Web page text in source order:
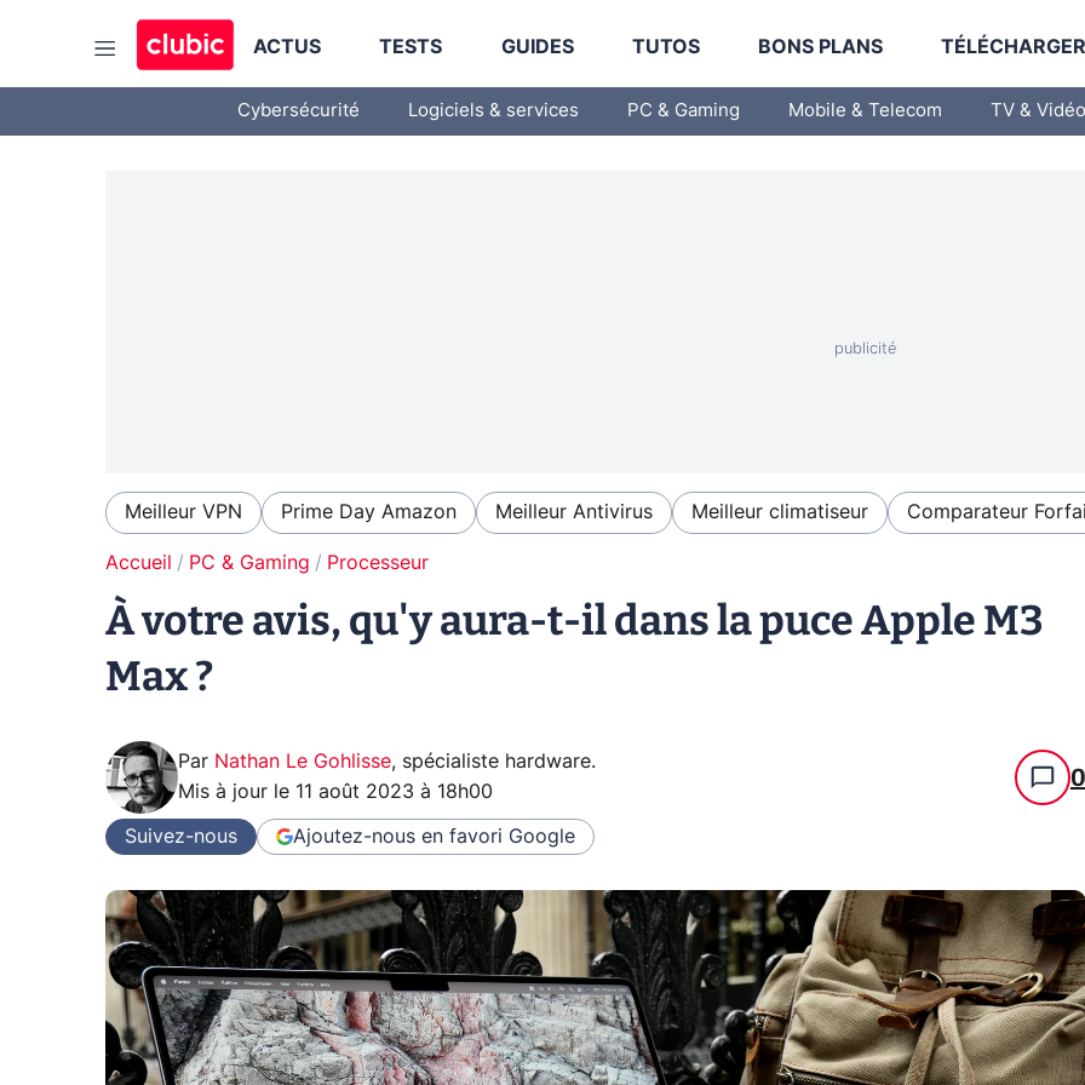
ACTUS TESTS GUIDES TUTOS BONS PLANS
Cybersécurité Logiciels & services PC & Gaming Mobile & Telecom TV & Vidéo
Meilleur VPN Prime Day Amazon Meilleur Antivirus Meilleur climatiseur Comparateur
Accueil PC & Gaming Processeur
À votre avis, qu'y aura-t-il dans la puce Apple M3
Max ?
Par Nathan Le Gohlisse, spécialiste hardware.
Mis à jour le 11 août 2023 à 18h00 0
Suivez-nous Ajoutez-nous en favori Google